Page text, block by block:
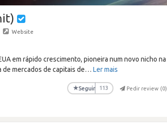
Website
em rápido crescimento, pioneira num novo nicho na
mercados de capitais de… Ler mais
★Seguir 113 Pedir review (0)